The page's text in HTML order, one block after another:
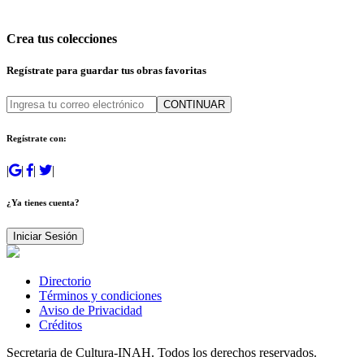
Crea tus colecciones
Regístrate para guardar tus obras favoritas
CONTINUAR
Regístrate con:
| | | |
¿Ya tienes cuenta?
Iniciar Sesión
Directorio
Términos y condiciones
Aviso de Privacidad
Créditos
Secretaria de Cultura-INAH. Todos los derechos reservados.